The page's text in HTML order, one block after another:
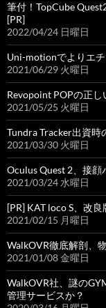
筆付！TopCube
[PR]
2022/04/24 日曜日
Uni-motionでよりエ
2021/06/29 火曜日
Revopoint POPの正
2021/05/25 火曜日
Tundra Tracker出資時
2021/03/30 火曜日
Oculus Quest 2、接
2021/03/24 水曜日
[PR] KAT loco S、改
2021/02/15 月曜日
WalkOVR徹底解剖、
2021/01/08 金曜日
WalkOVR社、謎の
管理サービスか？